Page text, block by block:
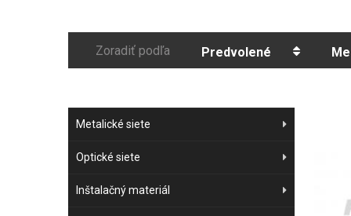
Zoradiť podľa Predvolené
Metalické siete
Optické siete
Inštalačný materiál